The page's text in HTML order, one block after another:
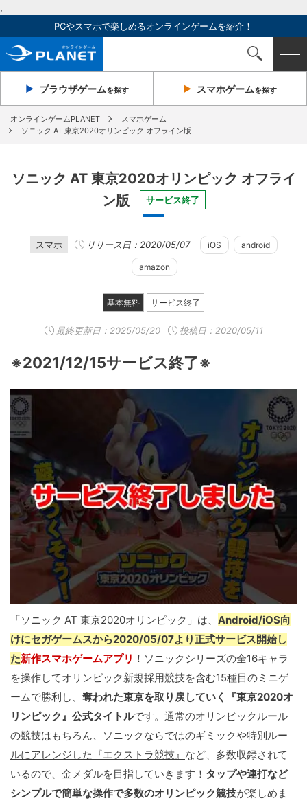
,
PCやスマホで楽しめるオンラインゲームを紹介！
ブラウザゲームを探す スマホゲームを探す
オンラインゲームPLANET
スマホゲーム
ソニック AT 東京2020オリンピック オフライン版
ソニック AT 東京2020オリンピック オフライ
ン版
サービス終了
スマホ リリース日：2020/05/07 iOS android
amazon
基本無料 サービス終了
最終更新日： 2025/05/20 投稿日：2020/05/11
※2021/12/15サービス終了※
「ソニック AT 東京2020オリンピック」は、 Android/iOS向
けにセガゲームスから2020/05/07より正式サービス開始し
た新作スマホゲームアプリ ！ソニックシリーズの全16キャラ
を操作してオリンピック新規採用競技を含む15種目のミニゲ
ームで勝利し、 奪われた東京を取り戻していく『東京2020オ
リンピック』公式タイトルです。 通常のオリンピックルール
の競技はもちろん、ソニックならではのギミックや特別ルー
ルにアレンジした『エクストラ競技』 など、多数収録されて
いるので、金メダルを目指していきます！ タップや連打など
シンプルで簡単な操作で多数のオリンピック競技が楽しめま